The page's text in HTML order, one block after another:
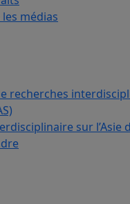
les médias
recherches
sur l’Asie